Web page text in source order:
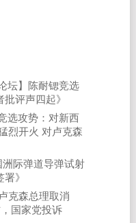
论坛】陈耐锶竞选
批评声四起》
选攻势：对新西
烈开火 对卢克森
洲际弹道导弹试射
署》
卢克森总理取消
国家党投诉